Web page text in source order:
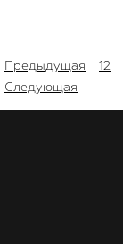
Предыдущая 12
Следующая